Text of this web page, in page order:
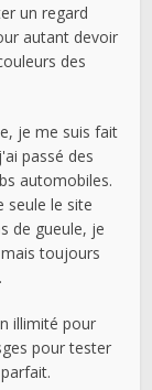
un regard
autant devoir
des
je me suis fait
passé des
automobiles.
seule le site
de gueule, je
toujours
illimité pour
pour tester